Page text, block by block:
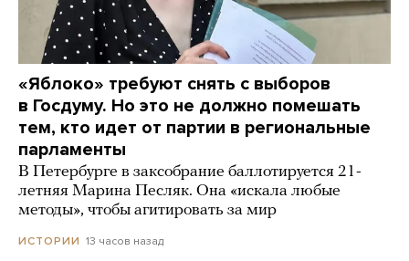
«Яблоко» требуют снять с выборов
в Госдуму. Но это не должно помешать
тем, кто идет от партии в региональные
парламенты
В Петербурге в заксобрание баллотируется 21-
летняя Марина Песляк. Она «искала любые
методы», чтобы агитировать за мир
ИСТОРИИ 13 часов назад